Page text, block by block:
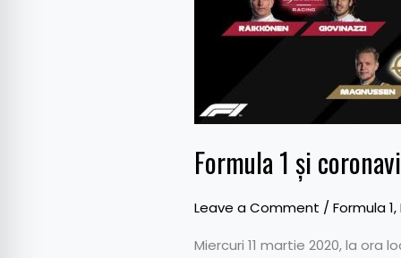
Formula 1 și
Leave a Comment /Formula 1,
Miercuri 11 martie 2020, la ora